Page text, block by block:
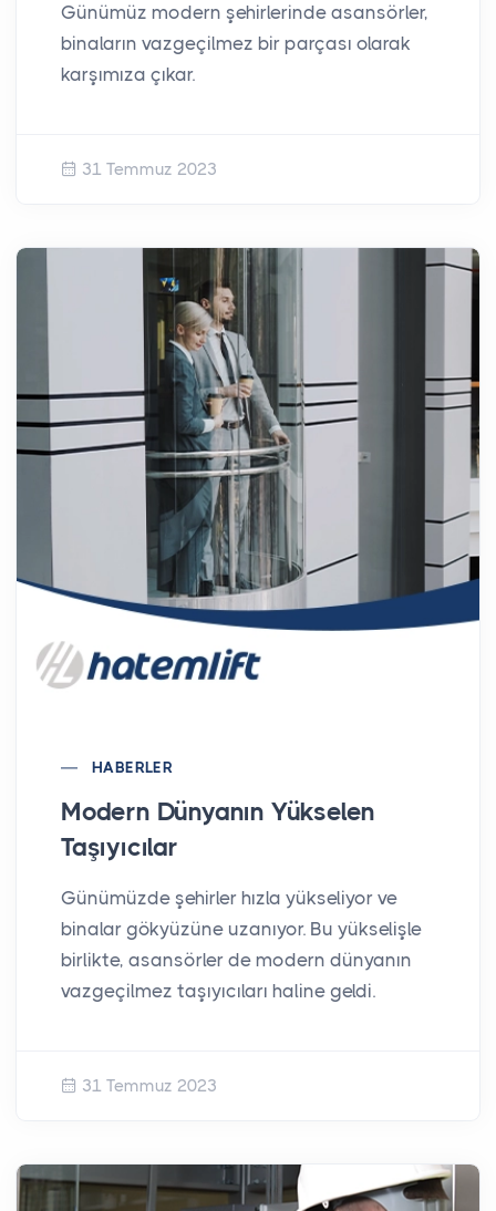
Günümüz modern şehirlerinde asansörler,
binaların vazgeçilmez bir parçası olarak
karşımıza çıkar.
31 Temmuz 2023
HABERLER
Modern Dünyanın Yükselen
Taşıyıcılar
Günümüzde şehirler hızla yükseliyor ve
binalar gökyüzüne uzanıyor. Bu yükselişle
birlikte, asansörler de modern dünyanın
vazgeçilmez taşıyıcıları haline geldi.
31 Temmuz 2023